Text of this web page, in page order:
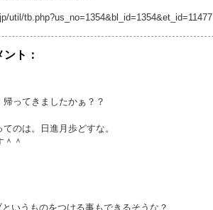
util/tb.php?us_no=1354&bl_id=1354&et_id=11477
ト：
ってきましたかぁ？？
のは。日進月歩どすな。
＾
いうものをつける事もできるそうな？